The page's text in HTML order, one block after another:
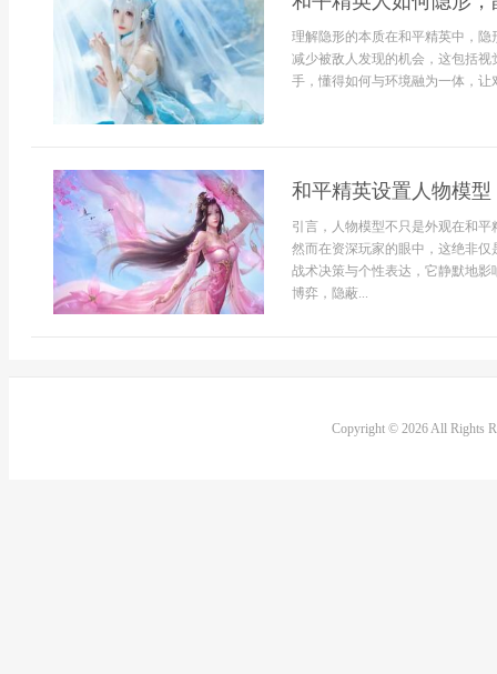
理解隐形的本质在和平精英中，
减少被敌人发现的机会，这包括
手，懂得如何与环境融为一体，让
和平精英设置人物模
引言，人物模型不只是外观在和
然而在资深玩家的眼中，这绝非
战术决策与个性表达，它静默地
博弈，隐蔽...
Copyright © 2026 All Rights